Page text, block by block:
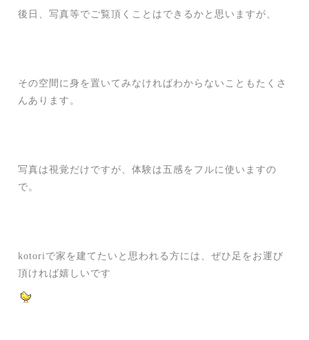
後日、写真等でご覧頂くことはできるかと思いますが、
その空間に身を置いてみなければわからないこともたくさ
んあります。
写真は視覚だけですが、体験は五感をフルに使いますの
で。
kotoriで家を建てたいと思われる方には、ぜひ足をお運び
頂ければ嬉しいです